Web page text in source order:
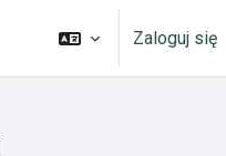
Zaloguj się